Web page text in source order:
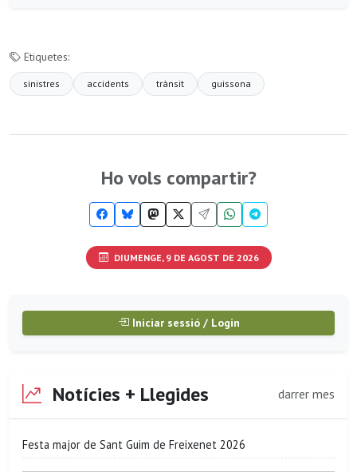
Etiquetes:
sinistres accidents trànsit guissona
Ho vols compartir?
DIUMENGE, 9 DE AGOST DE 2026
Iniciar sessió / Login
Notícies + Llegides darrer mes
Festa major de Sant Guim de Freixenet 2026